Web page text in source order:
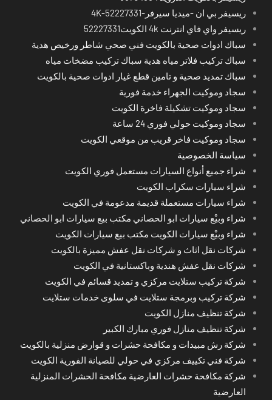
ريسيفر بي ان -ميديا سيرفر-4K-52227331
ريسيفر واي فاي انترنت 4k الكويت52227331
سباك ادوات صحية بالكويت فني صحي شاطر ورخيص هدية
سباك تركيب فلاتر مياه هدية سباك تركيب مضخات مياه
سباك تمديد صحية و تامين قطع غيار ادوات صحية بالكويت
سجاد وموكيت الجهراء خدمة فورية
سجاد وموكيت تشكيلة فاخرة الكويت
سجاد وموكيت حولي فوري 24 ساعة
سجاد وموكيت فاخر قريب من موقعي الكويت
سياسة الخصوصية
شراء جميع أنواع السيارات مستعمل فوري الكويت
شراء سيارات سكراب الكويت
شراء سيارات مستعملة قديمة مدعومة في الكويت
شراء وبيْع سيارات ابو الحصاني مكتب بيع سيارات ابو الحصاني
شراء وبيْع سيارات الكويت مكتب بيع سيارات الكويت
شركات نقل اثاث و شركات نقل عفش مميزة بالكويت
شركات نقل عفش هندية وباكستانية في الكويت
شركة تركيب ستلايت مركزي و تمديد قسائم في الكويت
شركة تركيب وبرمجة ستلايت في سلوى خدمات ستلايت
شركة تنظيف منازل الكويت
شركة تنظيف منازل فوري مبارك الكبير
شركة رش مبيدات و مكافحة حشرات و قوارض منزلية بالكويت
شركة فني تكييف مركزي في حولي للصيانة الفورية الكويت
شركة مكافحة حشرات العارضية مكافحة الحشرات المنزلية
العارضية